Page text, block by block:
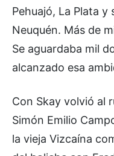
Pehuajó, La Plata y
Neuquén. Más de
Se aguardaba mil
alcanzado esa
Con Skay volvió al
Simón Emilio
la vieja Vizcaína